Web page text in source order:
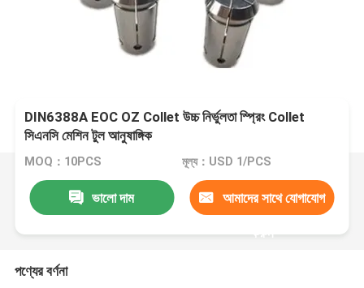
DIN6388A EOC OZ Collet উচ্চ নির্ভুলতা স্প্রিং Collet
সিএনসি মেশিন টুল আনুষাঙ্গিক
MOQ：10PCS মূল্য：USD 1/PCS
ভালো দাম আমাদের সাথে যোগাযোগ
করুন
পণ্যের বর্ণনা